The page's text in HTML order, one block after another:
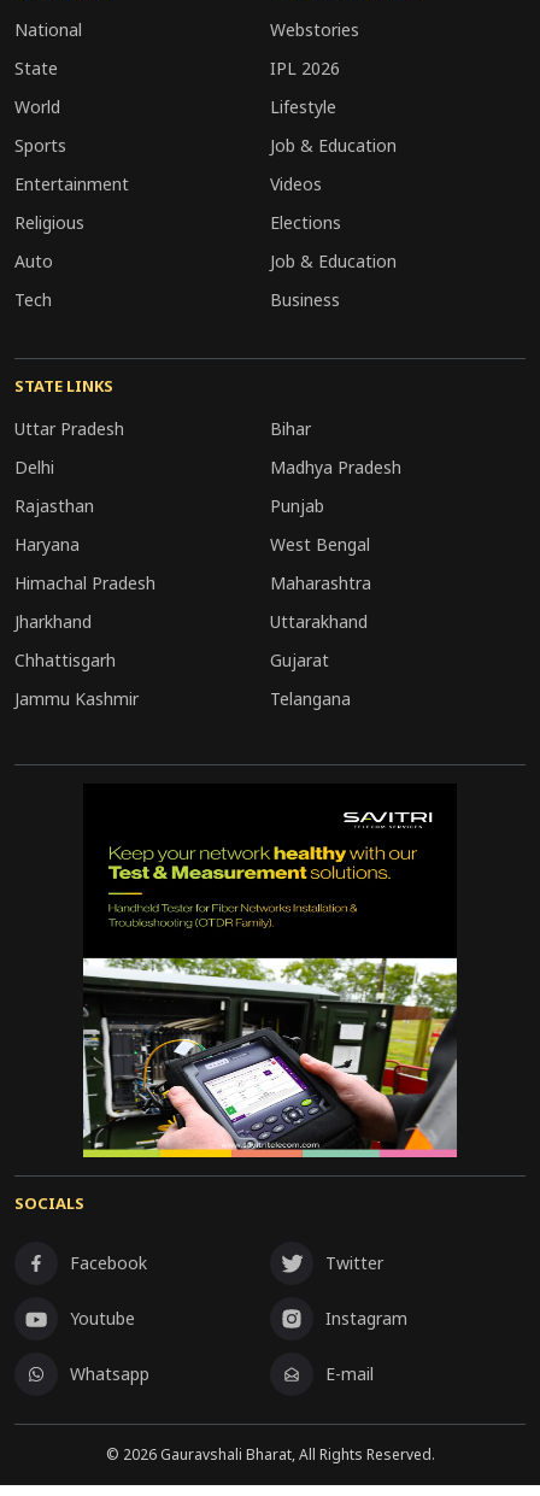
National
State
World
Sports
Entertainment
Religious
Auto
Tech
Webstories
IPL 2026
Lifestyle
Job & Education
Videos
Elections
Job & Education
Business
STATE LINKS
Uttar Pradesh
Bihar
Delhi
Madhya Pradesh
Rajasthan
Punjab
Haryana
West Bengal
Himachal Pradesh
Maharashtra
Jharkhand
Uttarakhand
Chhattisgarh
Gujarat
Jammu Kashmir
Telangana
SOCIALS
Facebook Twitter
Youtube Instagram
Whatsapp E-mail
© 2026Gauravshali Bharat, All Rights Reserved.